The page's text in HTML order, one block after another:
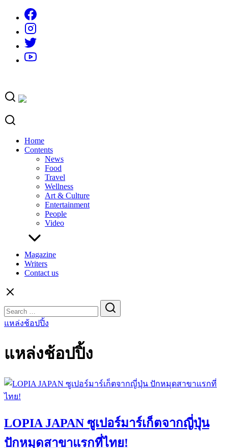
content
Home
Contents
News
Food
Travel
Wellness
Art & Culture
Entertainment
People
Video
Magazine
Writers
Contact us
for:
แหล่งช้อปปิ้ง
แหล่งช้อปปิ้ง
LOPIA JAPAN ซูเปอร์มาร์เก็ตจากญี่ปุ่น
ปักหมุดสาขาแรกที่ไทย!